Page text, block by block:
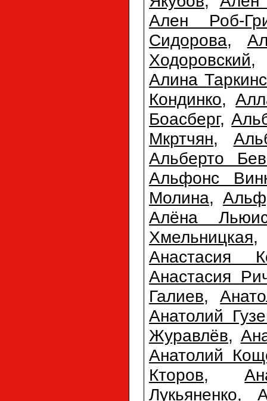
Ален Роб-
Сидорова,
Ходоровский
Алина
Кондинко,
Боасберг,
Мкртчян,
Альберто
Альфонс
Молина,
Алёна
Хмельницкая
Анастасия
Анастасия
Галиев,
Анатолий
Журавлёв,
Анатолий
Кторов,
Лукьяненко,